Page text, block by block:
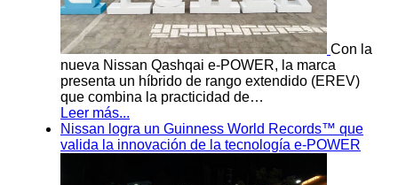
Con la
nueva Nissan Qashqai e-POWER, la marca
presenta un híbrido de rango extendido (EREV)
que combina la practicidad de…
Leer más...
Nissan logra un Guinness World Records™ que
valida la innovación de la tecnología e-POWER